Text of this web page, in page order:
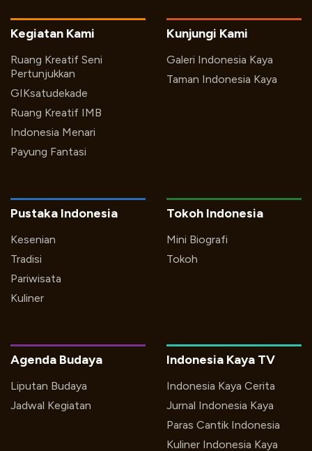
Kegiatan Kami
Ruang Kreatif Seni
Pertunjukkan
GIKsatudekade
Ruang Kreatif IMB
Indonesia Menari
Payung Fantasi
Kunjungi Kami
Galeri Indonesia Kaya
Taman Indonesia Kaya
Pustaka Indonesia
Kesenian
Tradisi
Pariwisata
Kuliner
Tokoh Indonesia
Mini Biografi
Tokoh
Indonesia Kaya TV
Indonesia Kaya Cerita
Jurnal Indonesia Kaya
Paras Cantik Indonesia
Kuliner Indonesia Kaya
Agenda Budaya
Liputan Budaya
Jadwal Kegiatan